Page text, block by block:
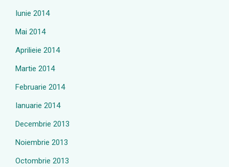
Iunie 2014
Mai 2014
Aprilieie 2014
Martie 2014
Februarie 2014
Ianuarie 2014
Decembrie 2013
Noiembrie 2013
Octombrie 2013